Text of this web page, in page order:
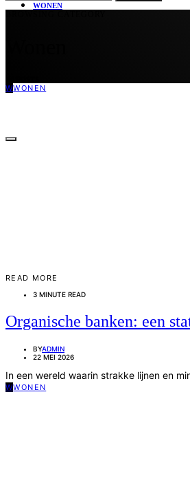
WONEN
WWONEN
READ MORE
3 MINUTE READ
Organische banken: een
BYADMIN
22 MEI 2026
In een wereld waarin strakke lijnen en
WWONEN